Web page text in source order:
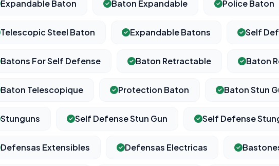
Expandable Baton Baton Expandable Police Baton
Telescopic Steel Baton Expandable Batons Self
Batons For Self Defense Baton Retractable Baton
Baton Telescopique Protection Baton Baton Stun
Stunguns Self Defense Stun Gun Self Defense
Defensas Extensibles Defensas Electricas